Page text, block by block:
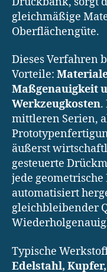
gleichmäßige
Oberflächengüte.
Dieses Verfahren
Vorteile:
Maßgenauigkeit
Werkzeugkosten.
mittleren Serien,
äußerst
gesteuerte
jede
automatisiert
gleichbleibender
Typische
Edelstahl,